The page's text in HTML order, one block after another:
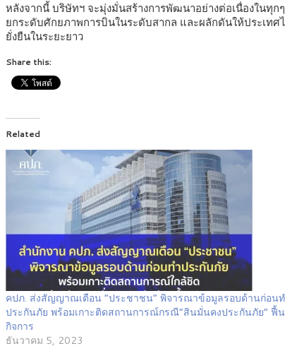
หลังจากนี้ บริษัทฯ จะมุ่งมั่นสร้างการพัฒนาอย่างต่อเนื่องในทุ
ยกระดับศักยภาพการบินในระดับสากล และผลักดันให้ประเท
ยั่งยืนในระยะยาว
Share this:
Related
คปภ. ส่งสัญญาณเตือน “ประชาชน” พิจารณาข้อมูลรอบด้านก่อน
ประกันภัย พร้อมเกาะติดสถานการณ์กรณี“สินมั่นคงประกันภัย” ฟื้
กิจการ
ธันวาคม 5, 2023